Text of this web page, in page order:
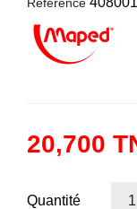
20,700
Quantité